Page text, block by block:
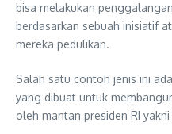
bisa melakukan
berdasarkan sebuah inisiatif
mereka pedulikan.
Salah satu contoh jenis ini
yang dibuat untuk
oleh mantan presiden RI yakni